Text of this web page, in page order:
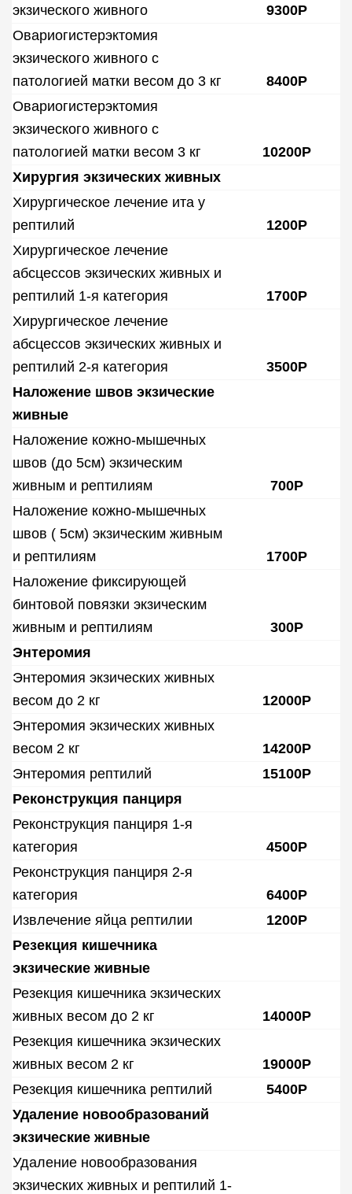
экзического живного
9300Р
Овариогистерэктомия
экзического живного с
патологией матки весом до 3 кг
8400Р
Овариогистерэктомия
экзического живного с
патологией матки весом 3 кг
10200Р
Хирургия экзических живных
Хирургическое лечение ита у
рептилий
1200Р
Хирургическое лечение
абсцессов экзических живных и
рептилий 1-я категория
1700Р
Хирургическое лечение
абсцессов экзических живных и
рептилий 2-я категория
3500Р
Наложение швов экзические
живные
Наложение кожно-мышечных
швов (до 5см) экзическим
живным и рептилиям
700Р
Наложение кожно-мышечных
швов ( 5см) экзическим живным
и рептилиям
1700Р
Наложение фиксирующей
бинтовой повязки экзическим
живным и рептилиям
300Р
Энтеромия
Энтеромия экзических живных
весом до 2 кг
12000Р
Энтеромия экзических живных
весом 2 кг
14200Р
Энтеромия рептилий
15100Р
Реконструкция панциря
Реконструкция панциря 1-я
категория
4500Р
Реконструкция панциря 2-я
категория
6400Р
Извлечение яйца рептилии
1200Р
Резекция кишечника
экзические живные
Резекция кишечника экзических
живных весом до 2 кг
14000Р
Резекция кишечника экзических
живных весом 2 кг
19000Р
Резекция кишечника рептилий
5400Р
Удаление новообразований
экзические живные
Удаление новообразования
экзических живных и рептилий 1-